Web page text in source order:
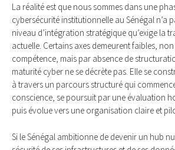
La réalité est que nous sommes dans une
cybersécurité institutionnelle au Sénégal n’a
niveau d’intégration stratégique qu’exige la
actuelle. Certains axes demeurent faibles,
compétence, mais par absence de
maturité cyber ne se décrète pas. Elle se
à travers un parcours structuré qui
conscience, se poursuit par une évaluation
puis évolue vers une organisation claire et
Si le Sénégal ambitionne de devenir un hub